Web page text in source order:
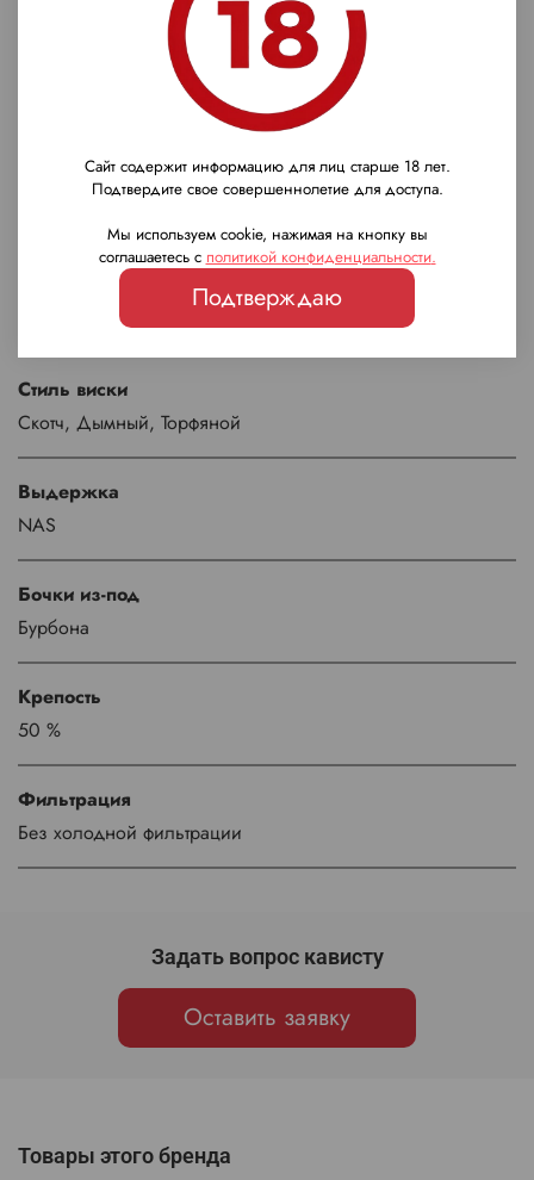
Односолодовый
Стиль виски
Скотч, Дымный, Торфяной
Выдержка
NAS
Бочки из-под
Бурбона
Крепость
50 %
Фильтрация
Без холодной фильтрации
Задать вопрос кависту
Оставить заявку
Товары этого бренда
Сайт содержит информацию для лиц старше 18 лет.
Подтвердите свое совершеннолетие для доступа.
Мы используем cookie, нажимая на кнопку вы
соглашаетесь с политикой конфиденциальности.
Подтверждаю